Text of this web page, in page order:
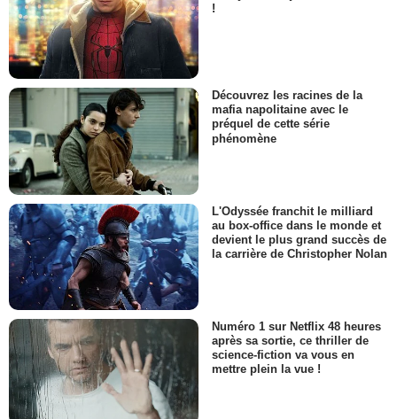
!
Découvrez les racines de la
mafia napolitaine avec le
préquel de cette série
phénomène
L'Odyssée franchit le milliard
au box-office dans le monde et
devient le plus grand succès de
la carrière de Christopher Nolan
Numéro 1 sur Netflix 48 heures
après sa sortie, ce thriller de
science-fiction va vous en
mettre plein la vue !